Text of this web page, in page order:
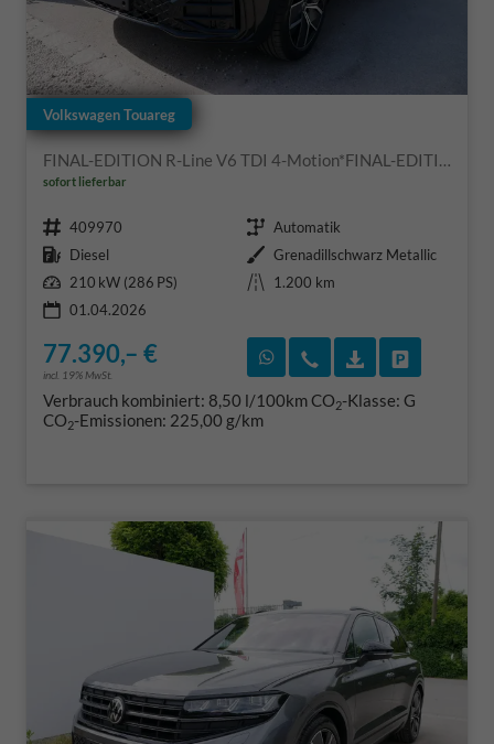
Volkswagen Touareg
FINAL-EDITION R-Line V6 TDI 4-Motion*FINAL-EDITION*AHK-SCHWENKBAR*NAVI*ACC*PDC*LED*SHZ*21-ZOLL
sofort lieferbar
Fahrzeugnr. 409970 Getriebe Automatik
Kraftstoff Diesel Außenfarbe Grenadillschwarz Metallic
Leistung 210 kW (286 PS) Kilometerstand
1.200 km
01.04.2026
77.390,– €
incl. 19% MwSt.
Rückruf vereinbaren
Wir rufen Sie an
Verbrauch kombiniert: 8,50 l/100kmCO2-Klasse: G
CO2-Emissionen: 225,00 g/km